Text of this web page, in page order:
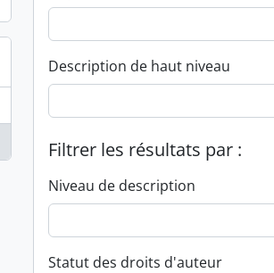
Description de haut niveau
Filtrer les résultats par :
Niveau de description
Statut des droits d'auteur